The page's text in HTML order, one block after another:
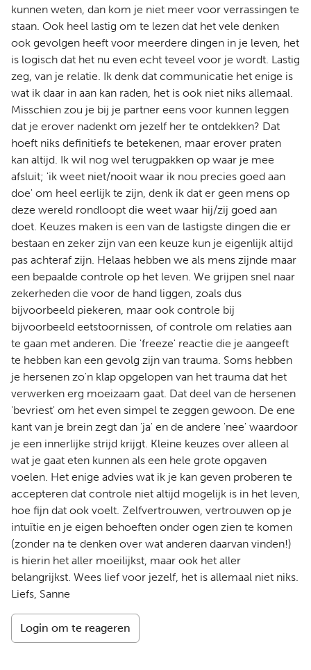
kunnen weten, dan kom je niet meer voor verrassingen te
staan. Ook heel lastig om te lezen dat het vele denken
ook gevolgen heeft voor meerdere dingen in je leven, het
is logisch dat het nu even echt teveel voor je wordt. Lastig
zeg, van je relatie. Ik denk dat communicatie het enige is
wat ik daar in aan kan raden, het is ook niet niks allemaal.
Misschien zou je bij je partner eens voor kunnen leggen
dat je erover nadenkt om jezelf her te ontdekken? Dat
hoeft niks definitiefs te betekenen, maar erover praten
kan altijd. Ik wil nog wel terugpakken op waar je mee
afsluit; 'ik weet niet/nooit waar ik nou precies goed aan
doe' om heel eerlijk te zijn, denk ik dat er geen mens op
deze wereld rondloopt die weet waar hij/zij goed aan
doet. Keuzes maken is een van de lastigste dingen die er
bestaan en zeker zijn van een keuze kun je eigenlijk altijd
pas achteraf zijn. Helaas hebben we als mens zijnde maar
een bepaalde controle op het leven. We grijpen snel naar
zekerheden die voor de hand liggen, zoals dus
bijvoorbeeld piekeren, maar ook controle bij
bijvoorbeeld eetstoornissen, of controle om relaties aan
te gaan met anderen. Die 'freeze' reactie die je aangeeft
te hebben kan een gevolg zijn van trauma. Soms hebben
je hersenen zo'n klap opgelopen van het trauma dat het
verwerken erg moeizaam gaat. Dat deel van de hersenen
'bevriest' om het even simpel te zeggen gewoon. De ene
kant van je brein zegt dan 'ja' en de andere 'nee' waardoor
je een innerlijke strijd krijgt. Kleine keuzes over alleen al
wat je gaat eten kunnen als een hele grote opgaven
voelen. Het enige advies wat ik je kan geven proberen te
accepteren dat controle niet altijd mogelijk is in het leven,
hoe fijn dat ook voelt. Zelfvertrouwen, vertrouwen op je
intuïtie en je eigen behoeften onder ogen zien te komen
(zonder na te denken over wat anderen daarvan vinden!)
is hierin het aller moeilijkst, maar ook het aller
belangrijkst. Wees lief voor jezelf, het is allemaal niet niks.
Liefs, Sanne
Login om te reageren